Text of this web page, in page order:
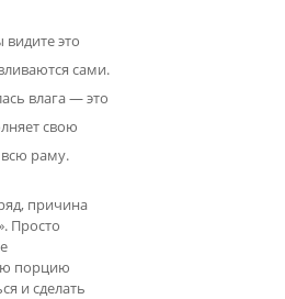
видите это
сами.
влага — это
свою
раму.
причина
Просто
порцию
и сделать